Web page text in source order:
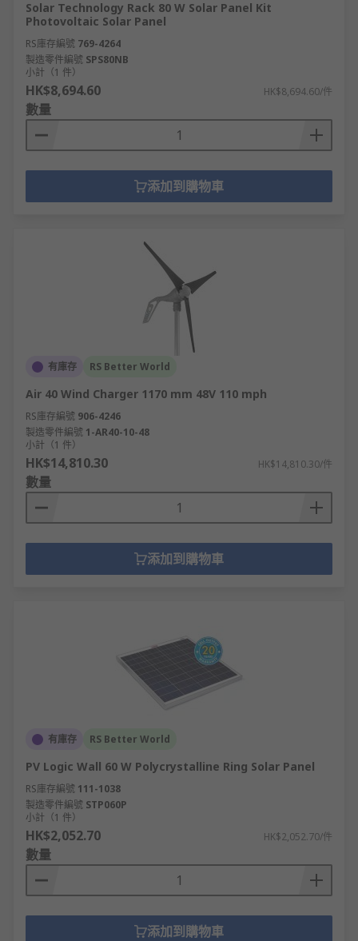
Solar Technology Rack 80 W Solar Panel Kit
Photovoltaic Solar Panel
RS庫存編號 769-4264
製造零件編號 SPS80NB
小計（1 件）
HK$8,694.60 HK$8,694.60/件
數量
添加到購物車
有庫存 RS Better World
Air 40 Wind Charger 1170 mm 48V 110 mph
RS庫存編號 906-4246
製造零件編號 1-AR40-10-48
小計（1 件）
HK$14,810.30 HK$14,810.30/件
數量
添加到購物車
有庫存 RS Better World
PV Logic Wall 60 W Polycrystalline Ring Solar Panel
RS庫存編號 111-1038
製造零件編號 STP060P
小計（1 件）
HK$2,052.70 HK$2,052.70/件
數量
添加到購物車